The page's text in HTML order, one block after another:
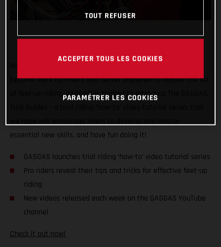
become more confident and better prepared to master the art
of feet-up riding, GASGAS is thrilled to introduce The GASGAS
essential new skills, and have fun doing it!
GASGAS launches trial riding ‘how-to’ video tutorial series
Pro riders reveal their tips and tricks for effective feet-up
riding
New videos released each week on the GASGAS YouTube
channel
Check it out now!
TOUT REFUSER
ACCEPTER TOUS LES COOKIES
PARAMÉTRER LES COOKIES